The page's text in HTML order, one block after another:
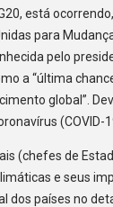
está
para
pelo
a “última
global”.
(COVID-
(chefes de
e seus
dos países no